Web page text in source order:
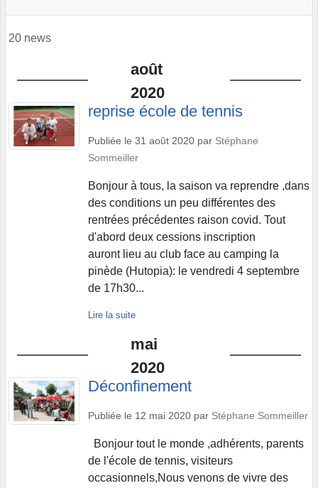
20 news
août
2020
reprise école de tennis
Publiée le 31 août 2020 par Stéphane
Sommeiller
Bonjour à tous, la saison va reprendre ,dans
des conditions un peu différentes des
rentrées précédentes raison covid. Tout
d'abord deux cessions inscription
auront lieu au club face au camping la
pinède (Hutopia): le vendredi 4 septembre
de 17h30...
Lire la suite
mai
2020
Déconfinement
Publiée le 12 mai 2020 par Stéphane Sommeiller
Bonjour tout le monde ,adhérents, parents
de l'école de tennis, visiteurs
occasionnels,Nous venons de vivre des